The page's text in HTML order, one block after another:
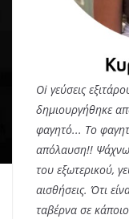
Oi γεύσεις
δημιουργήθηκε
φαγητό... Tο
απόλαυση!! Ψάχνω
του εξωτερικού,
αισθήσεις. Ότι
ταβέρνα σε